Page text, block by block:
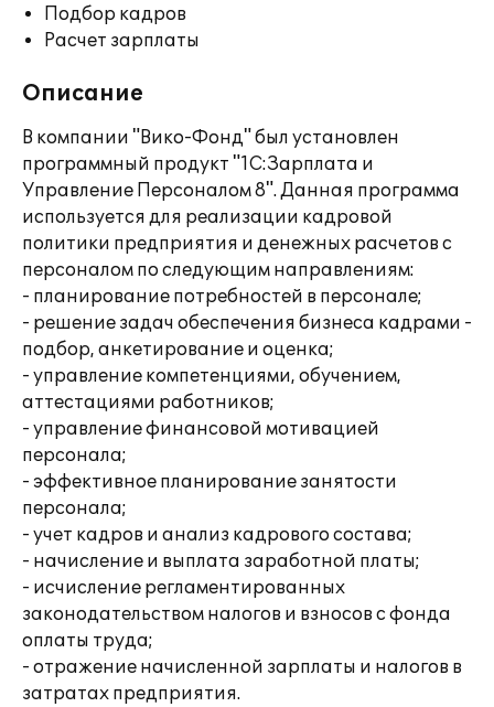
Подбор кадров
Расчет зарплаты
Описание
В компании "Вико-Фонд" был установлен
программный продукт "1С:Зарплата и
Управление Персоналом 8". Данная программа
используется для реализации кадровой
политики предприятия и денежных расчетов с
персоналом по следующим направлениям:
- планирование потребностей в персонале;
- решение задач обеспечения бизнеса кадрами -
подбор, анкетирование и оценка;
- управление компетенциями, обучением,
аттестациями работников;
- управление финансовой мотивацией
персонала;
- эффективное планирование занятости
персонала;
- учет кадров и анализ кадрового состава;
- начисление и выплата заработной платы;
- исчисление регламентированных
законодательством налогов и взносов с фонда
оплаты труда;
- отражение начисленной зарплаты и налогов в
затратах предприятия.